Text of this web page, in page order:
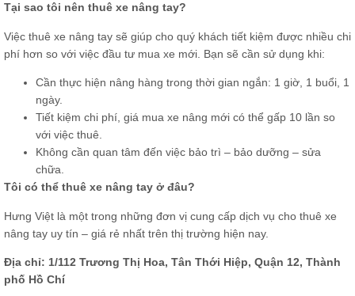
Tại sao tôi nên thuê xe nâng tay?
Việc thuê xe nâng tay sẽ giúp cho quý khách tiết kiệm được nhiều chi
phí hơn so với việc đầu tư mua xe mới. Bạn sẽ cần sử dụng khi:
Cần thực hiện nâng hàng trong thời gian ngắn: 1 giờ, 1 buổi, 1
ngày.
Tiết kiệm chi phí, giá mua xe nâng mới có thể gấp 10 lần so
với việc thuê.
Không cần quan tâm đến việc bảo trì – bảo dưỡng – sửa
chữa.
Tôi có thể thuê xe nâng tay ở đâu?
Hưng Việt là một trong những đơn vị cung cấp dịch vụ cho thuê xe
nâng tay uy tín – giá rẻ nhất trên thị trường hiện nay.
Địa chỉ: 1/112 Trương Thị Hoa, Tân Thới Hiệp, Quận 12, Thành
phố Hồ Chí